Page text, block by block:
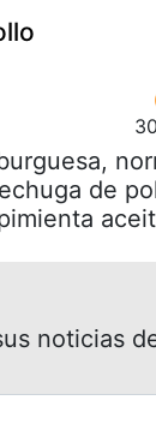
de
noticias